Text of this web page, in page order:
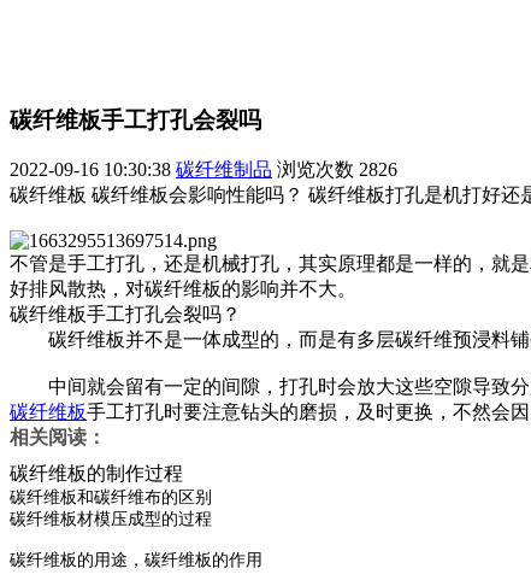
碳纤维板手工打孔会裂吗
2022-09-16 10:30:38 碳纤维制品 浏览次数 2826
碳纤维板 碳纤维板会影响性能吗？ 碳纤维板打孔是机打好还
不管是手工打孔，还是机械打孔，其实原理都是一样的，就
好排风散热，对碳纤维板的影响并不大。
碳纤维板手工打孔会裂吗？
碳纤维板并不是一体成型的，而是有多层碳纤维预浸料铺
中间就会留有一定的间隙，打孔时会放大这些空隙导致分
碳纤维板手工打孔时要注意钻头的磨损，及时更换，不然会
相关阅读：
碳纤维板的制作过程
碳纤维板和碳纤维布的区别
碳纤维板材模压成型的过程
碳纤维板的用途，碳纤维板的作用